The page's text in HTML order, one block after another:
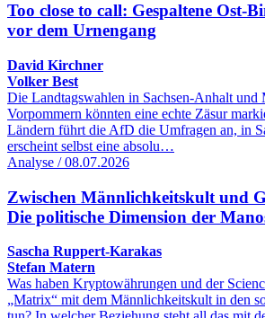
Too close to call: Gespaltene Ost-
vor dem Urnengang
David Kirchner
Volker Best
Die Landtagswahlen in Sachsen-Anhalt und
Vorpommern könnten eine echte Zäsur
Ländern führt die AfD die Umfragen an, in
erscheint selbst eine absolu…
Analyse / 08.07.2026
Zwischen Männlichkeitskult und
Die politische Dimension der
Sascha Ruppert-Karakas
Stefan Matern
Was haben Kryptowährungen und der
„Matrix“ mit dem Männlichkeitskult in den